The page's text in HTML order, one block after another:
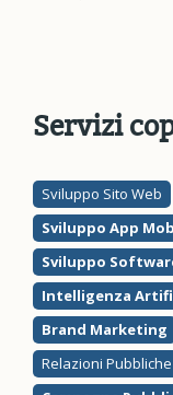
Servizi
Sviluppo Sito Web
Sviluppo App
Sviluppo
Intelligenza
Brand Marketing
Relazioni Pubbliche